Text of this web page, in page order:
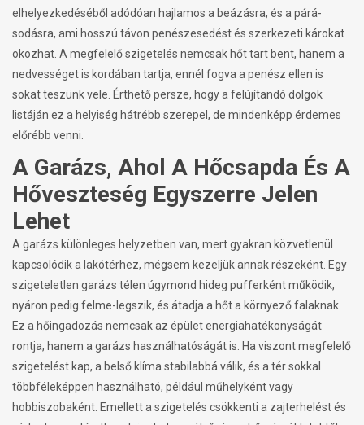
elhelyezkedéséből adódóan hajlamos a beázásra, és a párá-
sodásra, ami hosszú távon penészesedést és szerkezeti károkat
okozhat. A megfelelő szigetelés nemcsak hőt tart bent, hanem a
nedvességet is kordában tartja, ennél fogva a penész ellen is
sokat teszünk vele. Érthető persze, hogy a felújítandó dolgok
listáján ez a helyiség hátrébb szerepel, de mindenképp érdemes
előrébb venni.
A Garázs, Ahol A Hőcsapda És A
Hőveszteség Egyszerre Jelen
Lehet
A garázs különleges helyzetben van, mert gyakran közvetlenül
kapcsolódik a lakótérhez, mégsem kezeljük annak részeként. Egy
szigeteletlen garázs télen úgymond hideg pufferként működik,
nyáron pedig felme-legszik, és átadja a hőt a környező falaknak.
Ez a hőingadozás nemcsak az épület energiahatékonyságát
rontja, hanem a garázs használhatóságát is. Ha viszont megfelelő
szigetelést kap, a belső klíma stabilabbá válik, és a tér sokkal
többféleképpen használható, például műhelyként vagy
hobbiszobaként. Emellett a szigetelés csökkenti a zajterhelést és